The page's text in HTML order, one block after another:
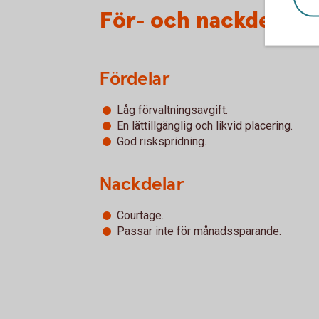
För- och nackdelar
Fördelar
Låg förvaltningsavgift.
En lättillgänglig och likvid placering.
God riskspridning.
Nackdelar
Courtage.
Passar inte för månadssparande.